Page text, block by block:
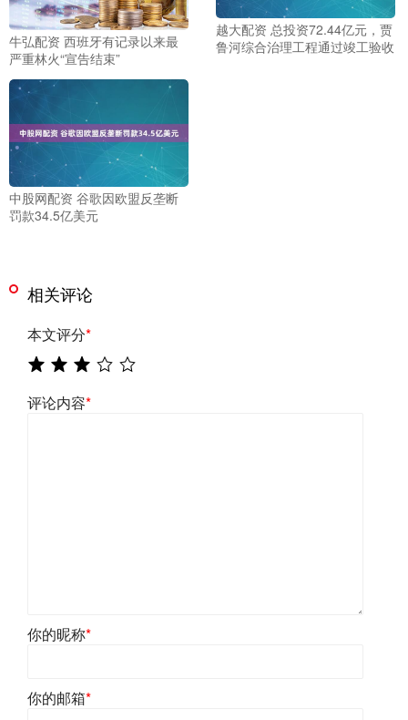
牛弘配资 西班牙有记录以来最
严重林火“宣告结束”
越大配资 总投资72.44亿元，贾
鲁河综合治理工程通过竣工验收
中股网配资 谷歌因欧盟反垄断
罚款34.5亿美元
相关评论
本文评分*
评论内容*
你的昵称*
你的邮箱*